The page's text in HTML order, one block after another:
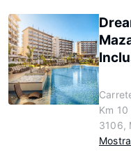
Km
3106,